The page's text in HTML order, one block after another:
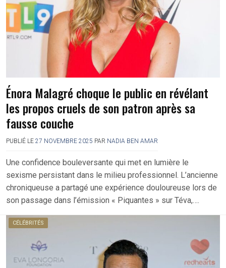
Énora Malagré choque le public en révélant
les propos cruels de son patron après sa
fausse couche
PUBLIÉ LE 27 NOVEMBRE 2025 PAR NADIA BEN AMAR
Une confidence bouleversante qui met en lumière le
sexisme persistant dans le milieu professionnel. L’ancienne
chroniqueuse a partagé une expérience douloureuse lors de
son passage dans l’émission « Piquantes » sur Téva,….
CÉLÉBRITÉS